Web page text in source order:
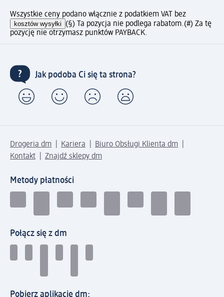
Wszystkie ceny podano włącznie z podatkiem VAT bez
kosztów wysyłki (§) Ta pozycja nie podlega rabatom.(#) Za tę
pozycję nie otrzymasz punktów PAYBACK.
Jak podoba Ci się ta strona?
Drogeria dm Kariera
Biuro Obsługi Klienta dm
Kontakt
Znajdź sklepy dm
Metody płatności
Połącz się z dm
Pobierz aplikację dm: